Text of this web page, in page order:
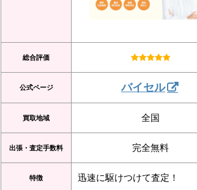
総合評価
公式ページ バイセル
買取地域 全国
出張・査定手数料 完全無料
特徴 迅速に駆けつけて査定！